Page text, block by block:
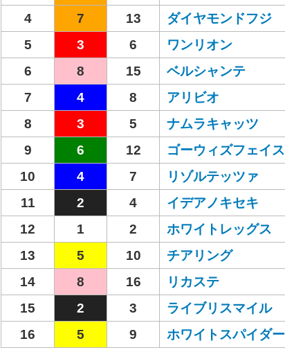
4
7 13 ダイヤモンドフジ
5
3 6 ワンリオン
6
8 15 ベルシャンテ
7
4 8 アリビオ
8
3 5 ナムラキャッツ
9
6 12 ゴーウィズフェイス
10
4 7 リゾルテッツァ
11
2 4 イデアノキセキ
12
1 2 ホワイトレッグス
13
5 10 チアリング
14
8 16 リカステ
15
2 3 ライブリスマイル
16
5 9 ホワイトスパイダー